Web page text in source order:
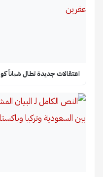
اعتقالات جديدة تطال شباناً